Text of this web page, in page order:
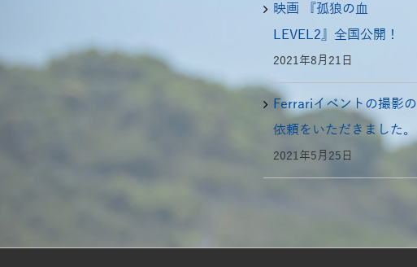
映画 『孤狼の血
LEVEL2』全国公開！
2021年8月21日
Ferrariイベントの撮影の
依頼をいただきました。
2021年5月25日